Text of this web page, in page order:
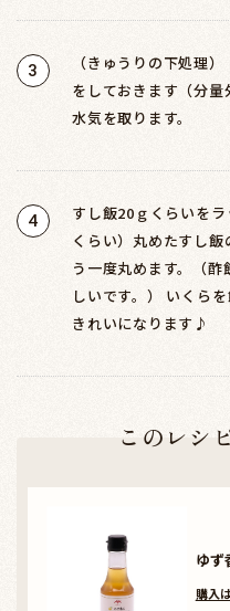
3
（きゅうりの下処理
をしておきます（分
水気を取ります。
4
すし飯20ｇくらいを
くらい）丸めたすし
う一度丸めます。（
しいです。） いくら
きれいになります♪
このレシ
ゆ
購入